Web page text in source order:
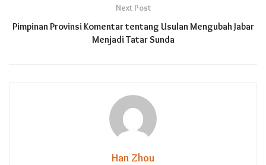
Next Post
Pimpinan Provinsi Komentar tentang Usulan Mengubah Jabar
Menjadi Tatar Sunda
Han Zhou